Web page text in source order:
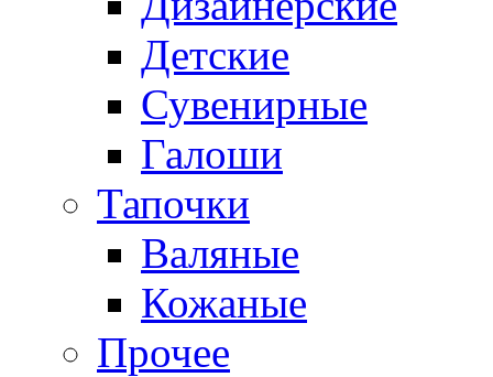
Детские
Сувенирные
Галоши
Тапочки
Валяные
Кожаные
Прочее